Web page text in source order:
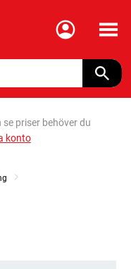
Meny
priser behöver du
konto